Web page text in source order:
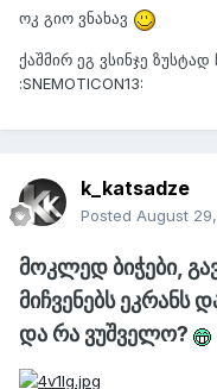
ოკ გიო ვნახავ
ქაშმირ ეგ ვსინჯე
:SNEMOTICON13:
k_katsadze
Posted August
მოკლედ ბიჭები,
მიჩვენებს ეკრანს
და რა ვუშველო?